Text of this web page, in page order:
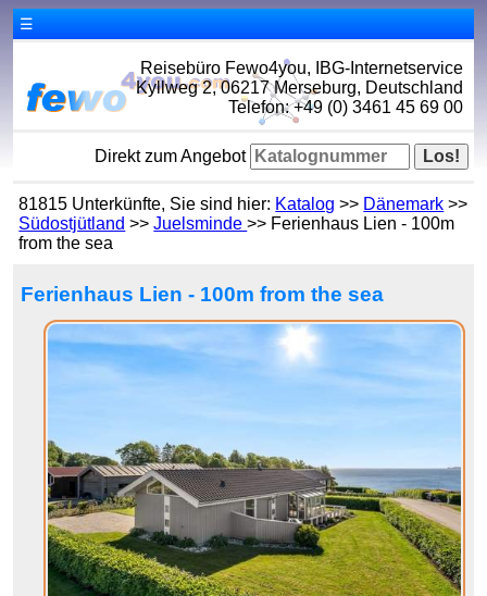
☰
Reisebüro Fewo4you, IBG-Internetservice
Kyllweg 2, 06217 Merseburg, Deutschland
Telefon: +49 (0) 3461 45 69 00
Direkt zum Angebot
81815 Unterkünfte, Sie sind hier: Katalog >> Dänemark >>
Südostjütland >>Juelsminde>> Ferienhaus Lien - 100m
from the sea
Ferienhaus Lien - 100m from the sea